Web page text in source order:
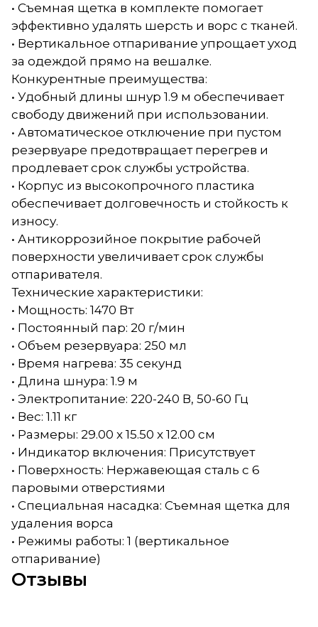
• Съемная щетка в комплекте помогает
эффективно удалять шерсть и ворс с тканей.
• Вертикальное отпаривание упрощает уход
за одеждой прямо на вешалке.
Конкурентные преимущества:
• Удобный длины шнур 1.9 м обеспечивает
свободу движений при использовании.
• Автоматическое отключение при пустом
резервуаре предотвращает перегрев и
продлевает срок службы устройства.
• Корпус из высокопрочного пластика
обеспечивает долговечность и стойкость к
износу.
• Антикоррозийное покрытие рабочей
поверхности увеличивает срок службы
отпаривателя.
Технические характеристики:
• Мощность: 1470 Вт
• Постоянный пар: 20 г/мин
• Объем резервуара: 250 мл
• Время нагрева: 35 секунд
• Длина шнура: 1.9 м
• Электропитание: 220-240 В, 50-60 Гц
• Вес: 1.11 кг
• Размеры: 29.00 x 15.50 x 12.00 см
• Индикатор включения: Присутствует
• Поверхность: Нержавеющая сталь с 6
паровыми отверстиями
• Специальная насадка: Съемная щетка для
удаления ворса
• Режимы работы: 1 (вертикальное
отпаривание)
Отзывы